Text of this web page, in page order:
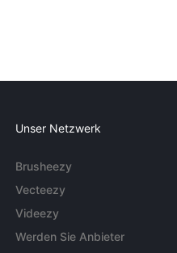
Unser Netzwerk
Brusheezy
Vecteezy
Videezy
Werden Sie Anbieter